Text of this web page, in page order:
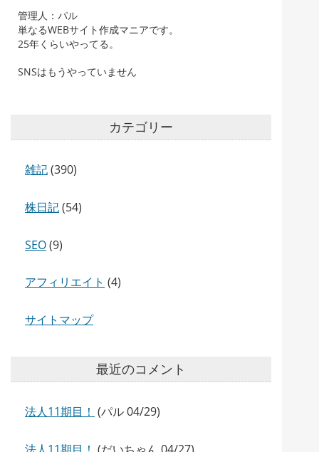
管理人：パル
単なるWEBサイト作成マニアです。
25年くらいやってる。
SNSはもうやっていません
カテゴリー
雑記(390)
株日記(54)
SEO(9)
アフィリエイト (4)
サイトマップ
最近のコメント
法人11期目！ (パル 04/29)